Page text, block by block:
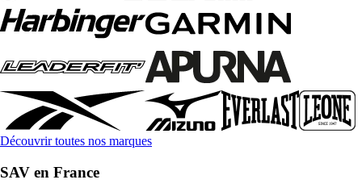
Découvrir toutes nos marques
SAV en France